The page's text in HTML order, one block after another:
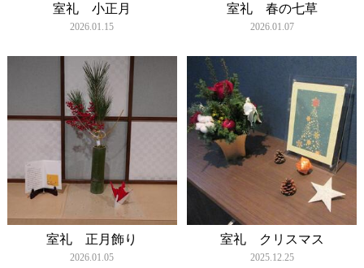
室礼 小正月
2026.01.15
室礼 春の七草
2026.01.07
室礼 正月飾り
2026.01.05
室礼 クリスマス
2025.12.25